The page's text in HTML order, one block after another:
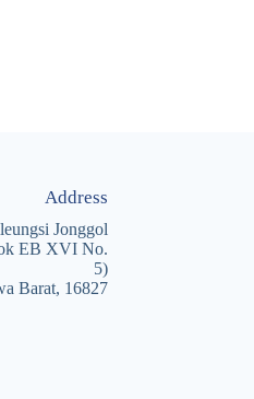
Address
Jonggol
EB XVI No.
5)
Barat, 16827